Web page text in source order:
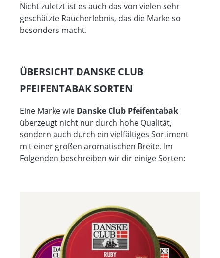
Nicht zuletzt ist es auch das von vielen sehr
geschätzte Raucherlebnis, das die Marke so
besonders macht.
ÜBERSICHT DANSKE CLUB
PFEIFENTABAK SORTEN
Eine Marke wie Danske Club Pfeifentabak
überzeugt nicht nur durch hohe Qualität,
sondern auch durch ein vielfältiges Sortiment
mit einer großen aromatischen Breite. Im
Folgenden beschreiben wir dir einige Sorten: